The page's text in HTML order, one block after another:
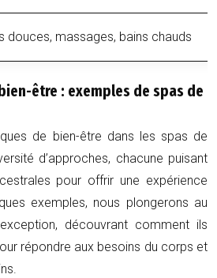
douces, massages, bains chauds
être : exemples de spas de
de bien-être dans les spas de
d’approches, chacune puisant
pour offrir une expérience
exemples, nous plongerons au
découvrant comment ils
répondre aux besoins du corps et